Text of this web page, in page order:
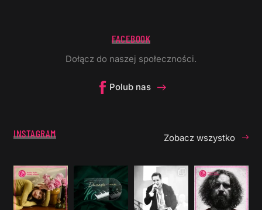
FACEBOOK
Dołącz do naszej społeczności.
Polub nas
INSTAGRAM Zobacz wszystko